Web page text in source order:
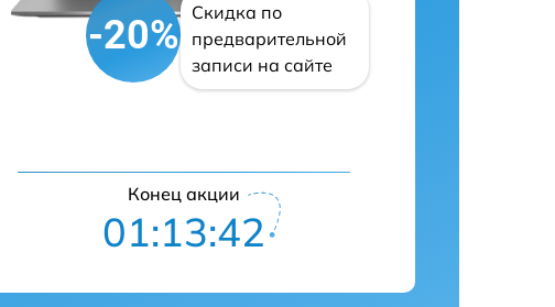
-20%
Скидка по
предварительной
записи на сайте
Конец акции
01:13:41